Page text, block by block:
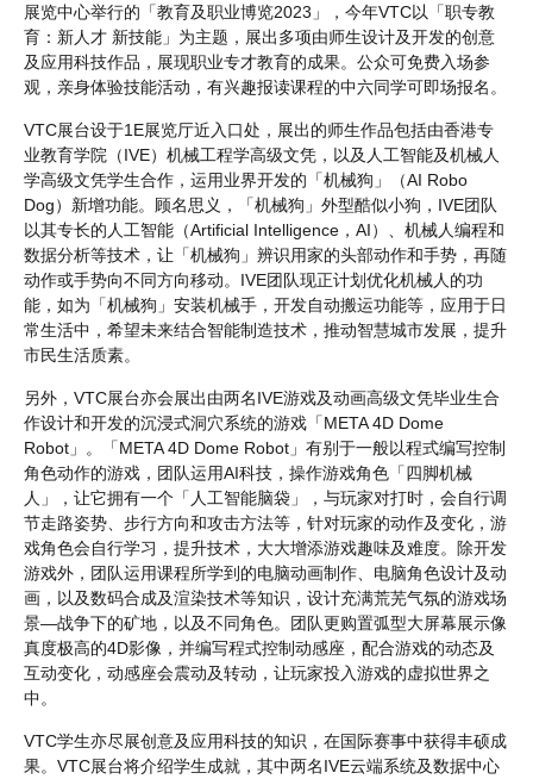
展览中心举行的「教育及职业博览2023」，今年VTC以「职专教
育：新人才 新技能」为主题，展出多项由师生设计及开发的创意
及应用科技作品，展现职业专才教育的成果。公众可免费入场参
观，亲身体验技能活动，有兴趣报读课程的中六同学可即场报名。
VTC展台设于1E展览厅近入口处，展出的师生作品包括由香港专
业教育学院（IVE）机械工程学高级文凭，以及人工智能及机械人
学高级文凭学生合作，运用业界开发的「机械狗」（AI Robo
Dog）新增功能。顾名思义，「机械狗」外型酷似小狗，IVE团队
以其专长的人工智能（Artificial Intelligence，AI）、机械人编程和
数据分析等技术，让「机械狗」辨识用家的头部动作和手势，再随
动作或手势向不同方向移动。IVE团队现正计划优化机械人的功
能，如为「机械狗」安装机械手，开发自动搬运功能等，应用于日
常生活中，希望未来结合智能制造技术，推动智慧城市发展，提升
市民生活质素。
另外，VTC展台亦会展出由两名IVE游戏及动画高级文凭毕业生合
作设计和开发的沉浸式洞穴系统的游戏「META 4D Dome
Robot」。「META 4D Dome Robot」有别于一般以程式编写控制
角色动作的游戏，团队运用AI科技，操作游戏角色「四脚机械
人」，让它拥有一个「人工智能脑袋」，与玩家对打时，会自行调
节走路姿势、步行方向和攻击方法等，针对玩家的动作及变化，游
戏角色会自行学习，提升技术，大大增添游戏趣味及难度。除开发
游戏外，团队运用课程所学到的电脑动画制作、电脑角色设计及动
画，以及数码合成及渲染技术等知识，设计充满荒芜气氛的游戏场
景—战争下的矿地，以及不同角色。团队更购置弧型大屏幕展示像
真度极高的4D影像，并编写程式控制动感座，配合游戏的动态及
互动变化，动感座会震动及转动，让玩家投入游戏的虚拟世界之
中。
VTC学生亦尽展创意及应用科技的知识，在国际赛事中获得丰硕成
果。VTC展台将介绍学生成就，其中两名IVE云端系统及数据中心